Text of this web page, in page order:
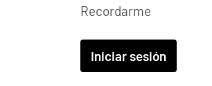
Recordarme